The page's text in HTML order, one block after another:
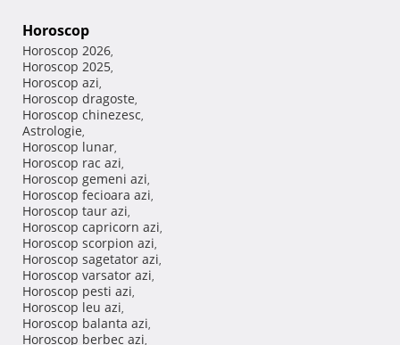
Horoscop
Horoscop 2026,
Horoscop 2025,
Horoscop azi,
Horoscop dragoste,
Horoscop chinezesc,
Astrologie,
Horoscop lunar,
Horoscop rac azi,
Horoscop gemeni azi,
Horoscop fecioara azi,
Horoscop taur azi,
Horoscop capricorn azi,
Horoscop scorpion azi,
Horoscop sagetator azi,
Horoscop varsator azi,
Horoscop pesti azi,
Horoscop leu azi,
Horoscop balanta azi,
Horoscop berbec azi,